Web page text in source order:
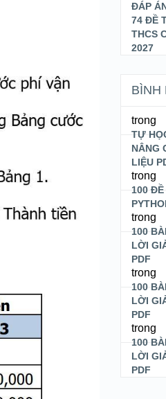
ĐÁP
74 ĐỀ
THCS
2027
BÌNH
trong
TỰ
NÂNG
LIỆU
trong
100
trong
100
LỜI
PDF
trong
100
LỜI
PDF
trong
100
LỜI
PDF